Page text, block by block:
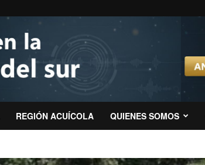
REGIÓN ACUÍCOLA QUIENES SOMOS